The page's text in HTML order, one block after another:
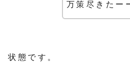
万策尽きたー
状態です。